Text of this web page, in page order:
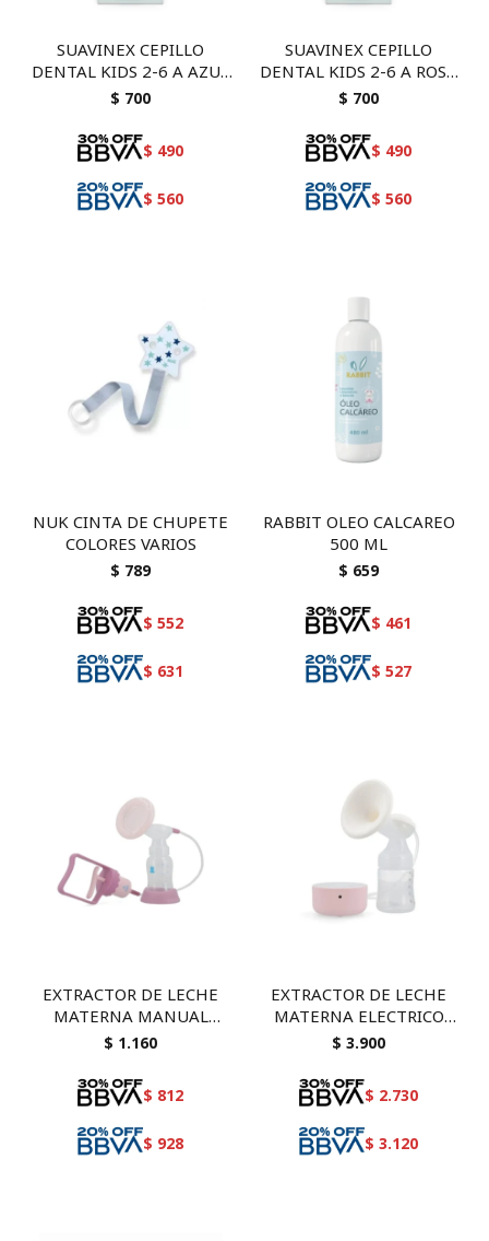
SUAVINEX CEPILLO
DENTAL KIDS 2-6 A AZUL
903486
$ 700
$ 490
$ 560
SUAVINEX CEPILLO
DENTAL KIDS 2-6 A ROSA
903493
$ 700
$ 490
$ 560
NUK CINTA DE CHUPETE
COLORES VARIOS
$ 789
$ 552
$ 631
RABBIT OLEO CALCAREO
500 ML
$ 659
$ 461
$ 527
EXTRACTOR DE LECHE
MATERNA MANUAL
SNOWBEAR
$ 1.160
$ 812
$ 928
EXTRACTOR DE LECHE
MATERNA ELECTRICO
SNOWBEAR
$ 3.900
$ 2.730
$ 3.120